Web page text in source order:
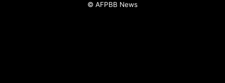
© AFPBB News